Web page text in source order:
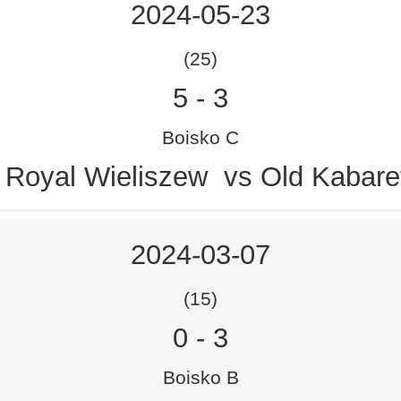
2024-05-23
(25)
5 - 3
Boisko C
Royal Wieliszew vs Old
2024-03-07
(15)
0 - 3
Boisko B